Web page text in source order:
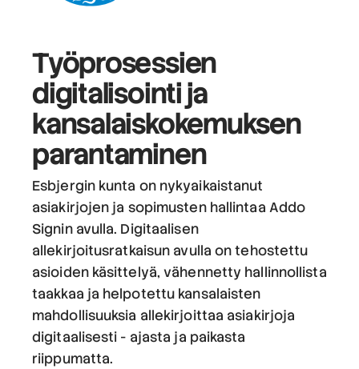
Työprosessien
digitalisointi ja
kansalaiskokemuksen
parantaminen
Esbjergin kunta on nykyaikaistanut
asiakirjojen ja sopimusten hallintaa Addo
Signin avulla. Digitaalisen
allekirjoitusratkaisun avulla on tehostettu
asioiden käsittelyä, vähennetty hallinnollista
taakkaa ja helpotettu kansalaisten
mahdollisuuksia allekirjoittaa asiakirjoja
digitaalisesti - ajasta ja paikasta
riippumatta.